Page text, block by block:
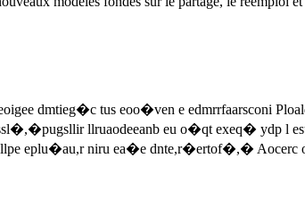
dmtieg�c tus eoo�ven e edmrrfaarsconi
llruaodeeanb eu o�qt exeq� ydp l
eplu�au,r niru ea�e dnte,r�ertof�,�